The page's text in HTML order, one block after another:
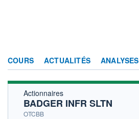
COURS ACTUALITÉS ANALYSES
Actionnaires
BADGER INFR SLTN
OTCBB